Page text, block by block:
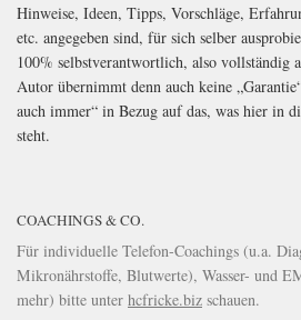
Hinweise, Ideen, Tipps, Vorschläge,
etc. angegeben sind, für sich selber
100% selbstverantwortlich, also vollständig
Autor übernimmt denn auch keine
auch immer“ in Bezug auf das, was hier in
steht.
COACHINGS & CO.
Für individuelle Telefon-Coachings (u.a.
Mikronährstoffe, Blutwerte), Wasser- und
mehr) bitte unter hcfricke.biz schauen.